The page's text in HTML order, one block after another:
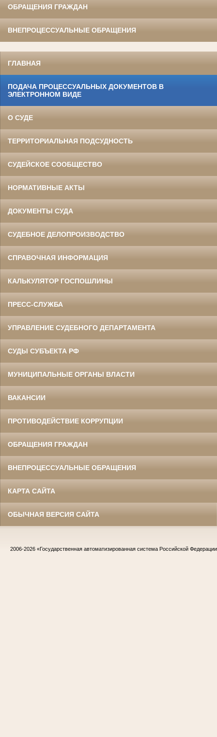
ОБРАЩЕНИЯ ГРАЖДАН
ВНЕПРОЦЕССУАЛЬНЫЕ ОБРАЩЕНИЯ
ГЛАВНАЯ
ПОДАЧА ПРОЦЕССУАЛЬНЫХ ДОКУМЕНТОВ В
ЭЛЕКТРОННОМ ВИДЕ
О СУДЕ
ТЕРРИТОРИАЛЬНАЯ ПОДСУДНОСТЬ
СУДЕЙСКОЕ СООБЩЕСТВО
НОРМАТИВНЫЕ АКТЫ
ДОКУМЕНТЫ СУДА
СУДЕБНОЕ ДЕЛОПРОИЗВОДСТВО
СПРАВОЧНАЯ ИНФОРМАЦИЯ
КАЛЬКУЛЯТОР ГОСПОШЛИНЫ
ПРЕСС-СЛУЖБА
УПРАВЛЕНИЕ СУДЕБНОГО ДЕПАРТАМЕНТА
СУДЫ СУБЪЕКТА РФ
МУНИЦИПАЛЬНЫЕ ОРГАНЫ ВЛАСТИ
ВАКАНСИИ
ПРОТИВОДЕЙСТВИЕ КОРРУПЦИИ
ОБРАЩЕНИЯ ГРАЖДАН
ВНЕПРОЦЕССУАЛЬНЫЕ ОБРАЩЕНИЯ
КАРТА САЙТА
ОБЫЧНАЯ ВЕРСИЯ САЙТА
2006-2026 «Государственная автоматизированная система Российской